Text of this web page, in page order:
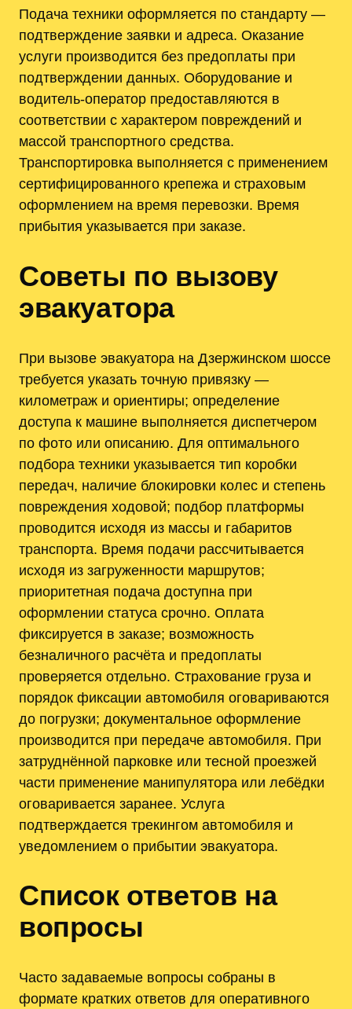
Подача техники оформляется по стандарту —
подтверждение заявки и адреса. Оказание
услуги производится без предоплаты при
подтверждении данных. Оборудование и
водитель-оператор предоставляются в
соответствии с характером повреждений и
массой транспортного средства.
Транспортировка выполняется с применением
сертифицированного крепежа и страховым
оформлением на время перевозки. Время
прибытия указывается при заказе.
Советы по вызову
эвакуатора
При вызове эвакуатора на Дзержинском шоссе
требуется указать точную привязку —
километраж и ориентиры; определение
доступа к машине выполняется диспетчером
по фото или описанию. Для оптимального
подбора техники указывается тип коробки
передач, наличие блокировки колес и степень
повреждения ходовой; подбор платформы
проводится исходя из массы и габаритов
транспорта. Время подачи рассчитывается
исходя из загруженности маршрутов;
приоритетная подача доступна при
оформлении статуса срочно. Оплата
фиксируется в заказе; возможность
безналичного расчёта и предоплаты
проверяется отдельно. Страхование груза и
порядок фиксации автомобиля оговариваются
до погрузки; документальное оформление
производится при передаче автомобиля. При
затруднённой парковке или тесной проезжей
части применение манипулятора или лебёдки
оговаривается заранее. Услуга
подтверждается трекингом автомобиля и
уведомлением о прибытии эвакуатора.
Список ответов на
вопросы
Часто задаваемые вопросы собраны в
формате кратких ответов для оперативного